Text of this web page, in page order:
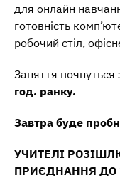
для онлайн
готовність
робочий стіл,
Заняття почнуться
год. ранку.
Завтра буде
УЧИТЕЛІ
ПРИЄДНАННЯ ДО